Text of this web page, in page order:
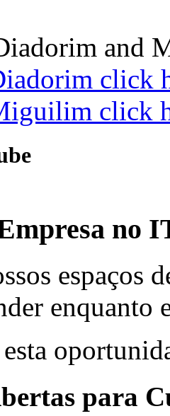
and
click
click
no
espaços
enquanto
para